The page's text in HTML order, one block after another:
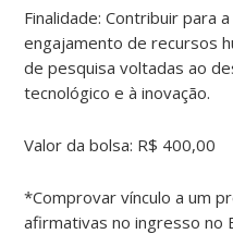
Finalidade: Contribuir para
engajamento de recursos
de pesquisa voltadas ao
tecnológico e à inovação.
Valor da bolsa: R$ 400,00
*Comprovar vínculo a um
afirmativas no ingresso no